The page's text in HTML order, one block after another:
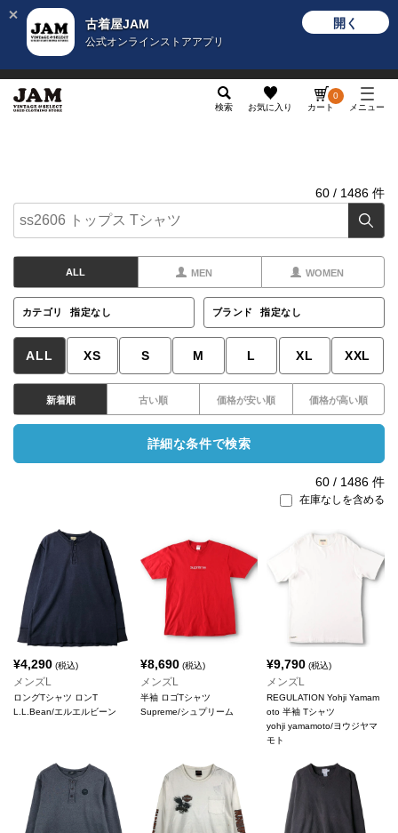
古着屋JAM
公式オンラインストアアプリ
開く
検索 お気に入り カート
0
メニュー
60 / 1486 件
ALL MEN WOMEN
カテゴリ 指定なし ブランド 指定なし
ALL XS S M L XL XXL
新着順 古い順 価格が安い順 価格が高い順
詳細な条件で検索
60 / 1486 件
在庫なしを含める
¥4,290 (税込)
メンズL
ロングTシャツ ロンT
L.L.Bean/エルエルビーン
¥8,690(税込)
メンズL
半袖 ロゴTシャツ
Supreme/シュプリーム
¥9,790 (税込)
メンズL
REGULATION Yohji Yamam
oto 半袖 Tシャツ
yohji yamamoto/ヨウジヤマ
モト